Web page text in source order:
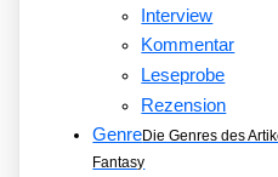
Interview
Kommentar
Leseprobe
Rezension
GenreDie Genres des
Fantasy